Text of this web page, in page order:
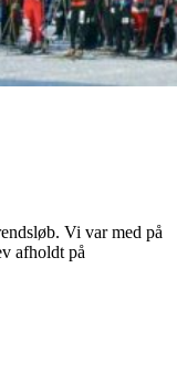
Vi var med på
afholdt på